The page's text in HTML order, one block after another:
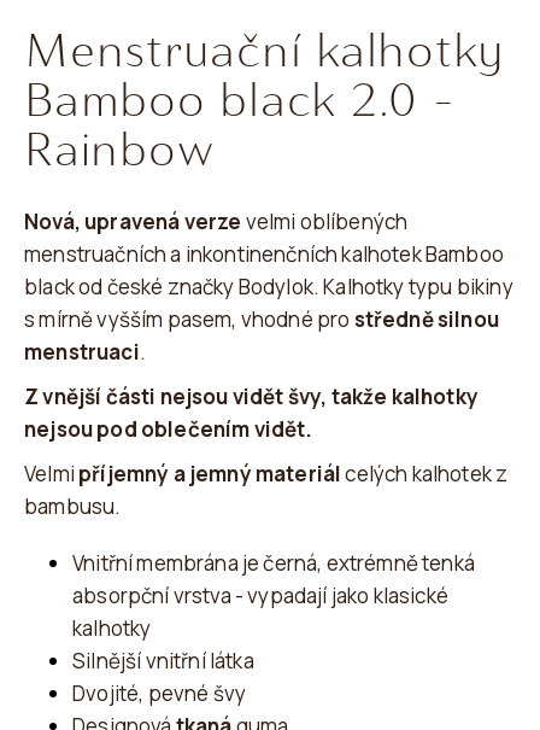
produktu
je
5,0
z
5
hvězdiček.
Menstruační kalhotky
Bamboo black 2.0 -
Rainbow
Nová, upravená verze velmi oblíbených
menstruačních a inkontinenčních kalhotek Bamboo
black od české značky Bodylok. Kalhotky typu bikiny
s mírně vyšším pasem, vhodné pro středně silnou
menstruaci.
Z vnější části nejsou vidět švy, takže kalhotky
nejsou pod oblečením vidět.
Velmi příjemný a jemný materiálcelých kalhotek z
bambusu.
Vnitřní membrána je černá, extrémně tenká
absorpční vrstva - vypadají jako klasické
kalhotky
Silnější vnitřní látka
Dvojité, pevné švy
p
o
r
u
u
j
e
m
e